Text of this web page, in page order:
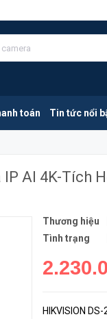
toán Tin tức nổi
IP AI 4K-Tích
Thương hiệu
Tình trạng
HIKVISION